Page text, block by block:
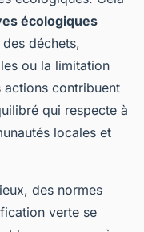
écologiques
déchets,
ou la limitation
actions contribuent
qui respecte à
locales et
des normes
verte se